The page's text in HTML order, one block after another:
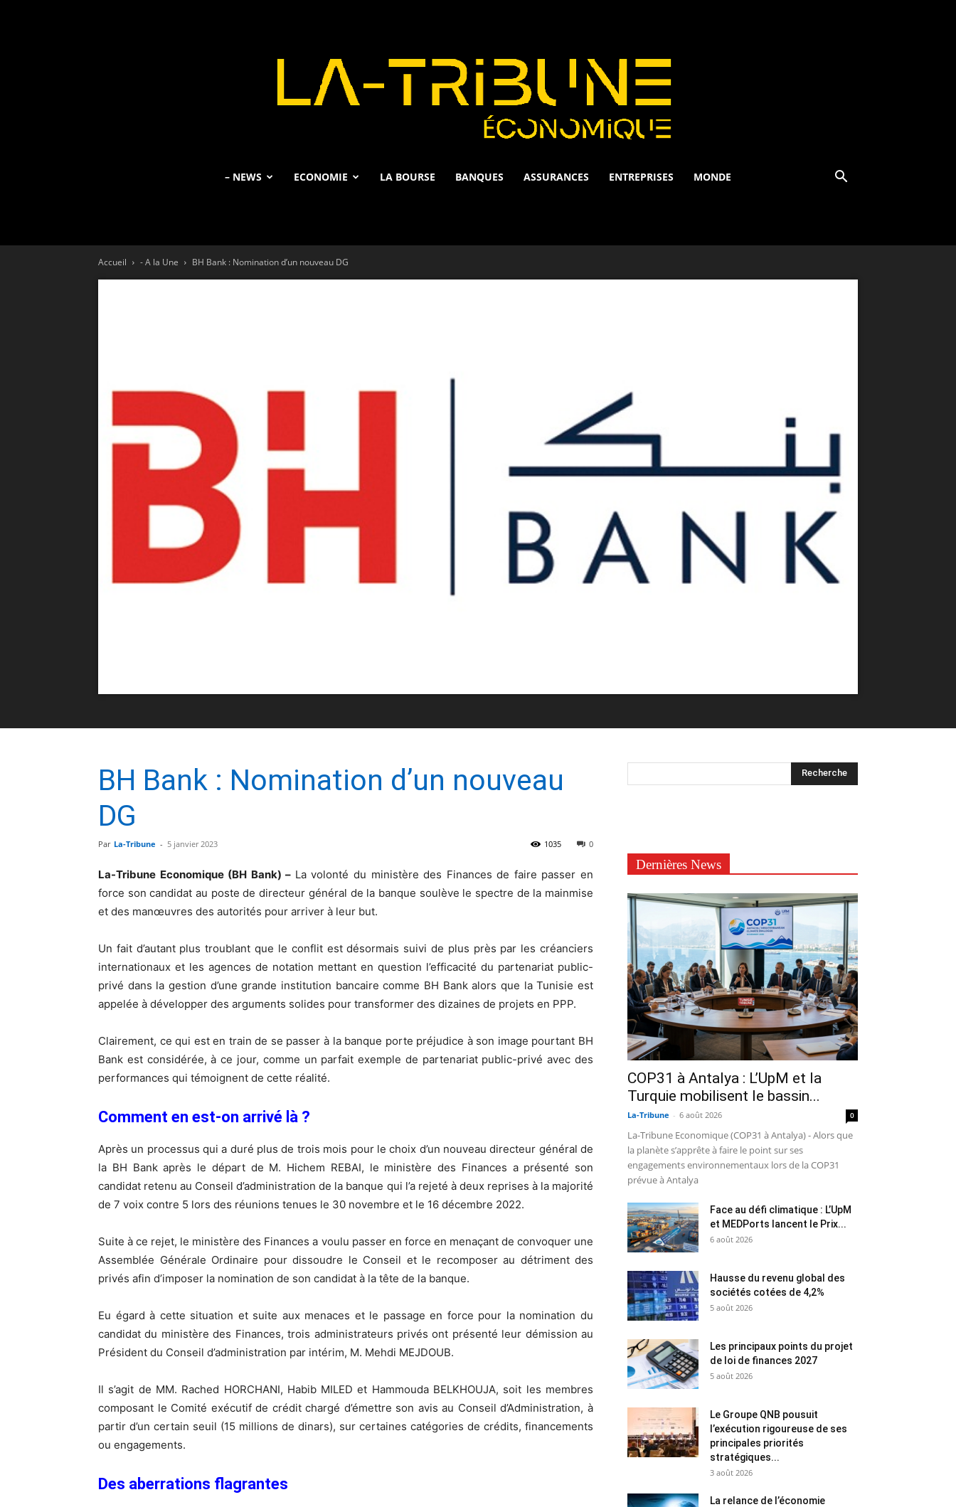
– NEWS ECONOMIE LA BOURSE BANQUES ASSURANCES ENTREPRISES MONDE
Accueil - A la Une BH Bank : Nomination d’un nouveau DG
BH Bank : Nomination d’un nouveau
DG
Par La-Tribune - 5 janvier 2023 0
1035
La-Tribune Economique (BH Bank) – La volonté du ministère des Finances de faire passer en
force son candidat au poste de directeur général de la banque soulève le spectre de la mainmise
et des manœuvres des autorités pour arriver à leur but.
Un fait d’autant plus troublant que le conflit est désormais suivi de plus près par les créanciers
internationaux et les agences de notation mettant en question l’efficacité du partenariat public-
privé dans la gestion d’une grande institution bancaire comme BH Bank alors que la Tunisie est
appelée à développer des arguments solides pour transformer des dizaines de projets en PPP.
Clairement, ce qui est en train de se passer à la banque porte préjudice à son image pourtant BH
Bank est considérée, à ce jour, comme un parfait exemple de partenariat public-privé avec des
performances qui témoignent de cette réalité.
Comment en est-on arrivé là ?
Après un processus qui a duré plus de trois mois pour le choix d’un nouveau directeur général de
la BH Bank après le départ de M. Hichem REBAI, le ministère des Finances a présenté son
candidat retenu au Conseil d’administration de la banque qui l’a rejeté à deux reprises à la majorité
de 7 voix contre 5 lors des réunions tenues le 30 novembre et le 16 décembre 2022.
Suite à ce rejet, le ministère des Finances a voulu passer en force en menaçant de convoquer une
Assemblée Générale Ordinaire pour dissoudre le Conseil et le recomposer au détriment des
privés afin d’imposer la nomination de son candidat à la tête de la banque.
Eu égard à cette situation et suite aux menaces et le passage en force pour la nomination du
candidat du ministère des Finances, trois administrateurs privés ont présenté leur démission au
Président du Conseil d’administration par intérim, M. Mehdi MEJDOUB.
Il s’agit de MM. Rached HORCHANI, Habib MILED et Hammouda BELKHOUJA, soit les membres
composant le Comité exécutif de crédit chargé d’émettre son avis au Conseil d’Administration, à
partir d’un certain seuil (15 millions de dinars), sur certaines catégories de crédits, financements
ou engagements.
Des aberrations flagrantes
Dernières News
COP31 à Antalya : L’UpM et la
Turquie mobilisent le bassin...
La-Tribune - 6 août 2026 0
La-Tribune Economique (COP31 à Antalya) - Alors que
la planète s’apprête à faire le point sur ses
engagements environnementaux lors de la COP31
prévue à Antalya
Face au défi climatique : L’UpM
et MEDPorts lancent le Prix...
6 août 2026
Hausse du revenu global des
sociétés cotées de 4,2%
5 août 2026
Les principaux points du projet
de loi de finances 2027
5 août 2026
Le Groupe QNB pousuit
l’exécution rigoureuse de ses
principales priorités
stratégiques...
3 août 2026
La relance de l’économie